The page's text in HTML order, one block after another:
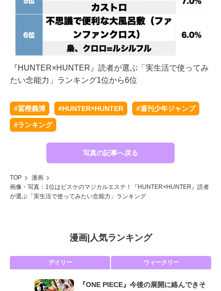
『HUNTER×HUNTER』読者が選ぶ「実生活で使ってみ
たい念能力」ランキング1位から6位
#冨樫義博 #HUNTER×HUNTER #週刊少年ジャンプ
#ランキング
写真の記事へ戻る
TOP
漫画
画像・写真：1位はビスケのマジカルエステ！『HUNTER×HUNTER』読者
が選ぶ「実生活で使ってみたい念能力」ランキング
漫画| 人気ランキング
デイリー ウィークリー
『ONE PIECE』今後の展開に絡んできそ